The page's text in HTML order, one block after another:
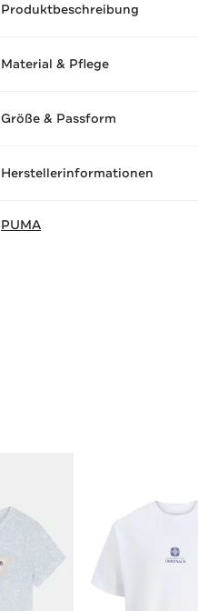
Produktbeschreibung
Material & Pflege
Größe & Passform
Herstellerinformationen
PUMA